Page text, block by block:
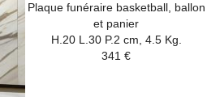
Plaque funéraire basketball, ballon
et panier
H.20 L.30 P.2 cm, 4.5 Kg.
341 €